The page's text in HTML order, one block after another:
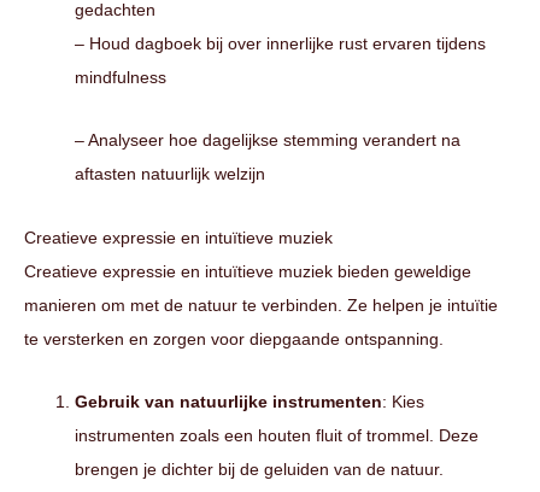
gedachten
– Houd dagboek bij over innerlijke rust ervaren tijdens
mindfulness
– Analyseer hoe dagelijkse stemming verandert na
aftasten natuurlijk welzijn
Creatieve expressie en intuïtieve muziek
Creatieve expressie en intuïtieve muziek bieden geweldige
manieren om met de natuur te verbinden. Ze helpen je intuïtie
te versterken en zorgen voor diepgaande ontspanning.
Gebruik van natuurlijke instrumenten: Kies
instrumenten zoals een houten fluit of trommel. Deze
brengen je dichter bij de geluiden van de natuur.